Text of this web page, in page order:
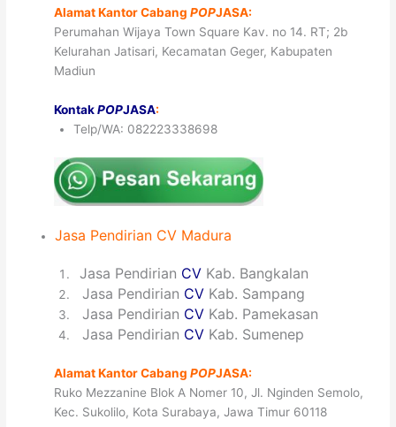
Alamat Kantor CabangPOPJASA:
Perumahan Wijaya Town Square Kav. no 14. RT; 2b
Kelurahan Jatisari, Kecamatan Geger, Kabupaten
Madiun
KontakPOPJASA:
Telp/WA: 082223338698
Jasa Pendirian CV Madura
Jasa Pendirian CV Kab. Bangkalan
Jasa Pendirian CV Kab. Sampang
Jasa Pendirian CV Kab. Pamekasan
Jasa Pendirian CV Kab. Sumenep
Alamat Kantor CabangPOPJASA:
Ruko Mezzanine Blok A Nomer 10, Jl. Nginden Semolo,
Kec. Sukolilo, Kota Surabaya, Jawa Timur 60118